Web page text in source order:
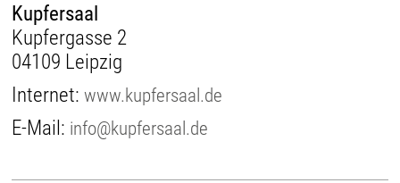
Kupfersaal
Kupfergasse 2
04109 Leipzig
Internet:www.kupfersaal.de
E-Mail: info@kupfersaal.de